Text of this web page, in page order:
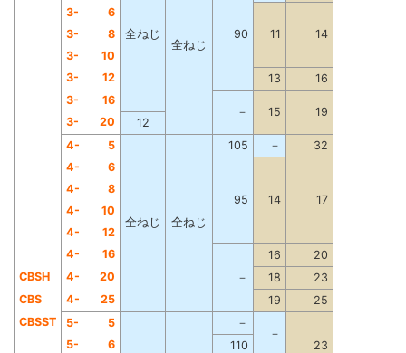
全ねじ
全ねじ
90
3-
6
11
14
3-
8
3-
10
3-
12 13
16
3-
16
－
15 19
3- 20
12
4-
5
全ねじ 全ねじ
105 －
32
4-
6
95 14 17
4-
8
4-
10
4-
12
4-
16
－
16
20
CBSH
4- 20 18
23
CBS
4- 25 19
25
CBSST
5- 5
－
－
23
5- 6
110